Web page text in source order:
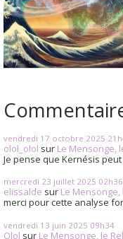
vendredi 17 octobre 2025
olol_olol sur Le Mensonge,
Je pense que Kernésis
mercredi 23 juillet 2025 02h36
elissalde sur Le Mensonge,
merci pour cette analyse
vendredi 13 juin 2025 09h34
Olol sur Le Mensonge, le